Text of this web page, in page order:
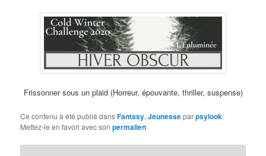
Frissonner sous un plaid (Horreur, épouvante, thriller, suspense)
Ce contenu a été publié dansFantasy,Jeunesseparpsylook.
Mettez-le en favori avec sonpermalien.